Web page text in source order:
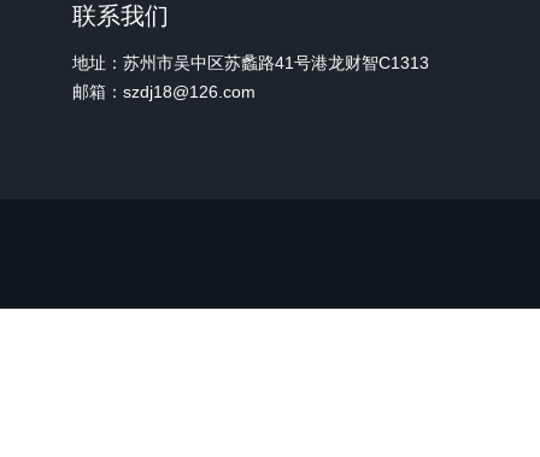
联系我们
地址：苏州市吴中区苏蠡路41号港龙财智C1313
邮箱：szdj18@126.com